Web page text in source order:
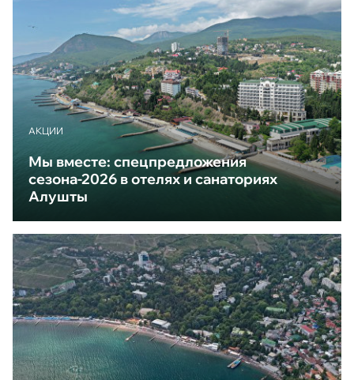
АКЦИИ
Мы вместе: спецпредложения
сезона-2026 в отелях и санаториях
Алушты